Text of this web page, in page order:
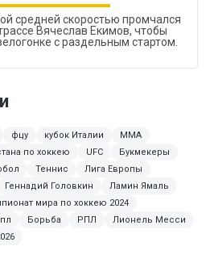
средней скоростью промчался
Вячеслав Екимов, чтобы
с раздельным стартом.
фцу кубок Италии
ММА
по хоккею UFC
Букмекеры
Теннис
Лига Европы
Геннадий Головкин
Ламин Ямаль
мира по хоккею 2024
Борьба РПЛ
Лионель Месси